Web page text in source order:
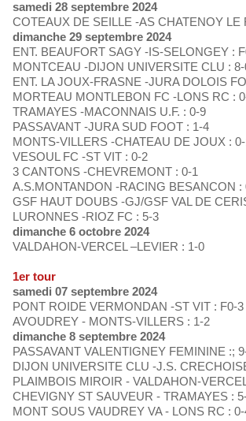
samedi 28 septembre 2024
COTEAUX DE SEILLE -AS CHATENOY LE
dimanche 29 septembre 2024
ENT. BEAUFORT SAGY -IS-SELONGEY :
MONTCEAU -DIJON UNIVERSITE CLU :
ENT. LA JOUX-FRASNE -JURA DOLOIS
MORTEAU MONTLEBON FC -LONS RC :
TRAMAYES -MACONNAIS U.F. : 0-9
PASSAVANT -JURA SUD FOOT : 1-4
MONTS-VILLERS -CHATEAU DE JOUX :
VESOUL FC -ST VIT : 0-2
3 CANTONS -CHEVREMONT : 0-1
A.S.MONTANDON -RACING BESANCON :
GSF HAUT DOUBS -GJ/GSF VAL DE
LURONNES -RIOZ FC : 5-3
dimanche 6 octobre 2024
VALDAHON-VERCEL –LEVIER : 1-0
1er tour
samedi 07 septembre 2024
PONT ROIDE VERMONDAN -ST VIT : F0-3
AVOUDREY - MONTS-VILLERS : 1-2
dimanche 8 septembre 2024
PASSAVANT VALENTIGNEY FEMININE :;
DIJON UNIVERSITE CLU -J.S.
PLAIMBOIS MIROIR - VALDAHON-
CHEVIGNY ST SAUVEUR - TRAMAYES :
MONT SOUS VAUDREY VA - LONS RC :